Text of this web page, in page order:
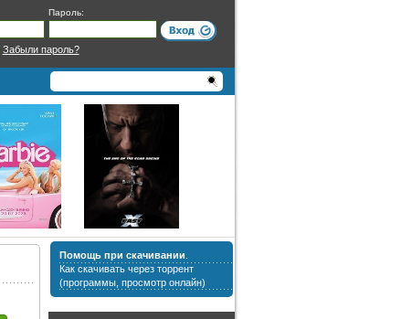
Пароль:
Забыли пароль?
Помощь при скачивании
Как скачивать через торрент
(программы, просмотр онлайн)